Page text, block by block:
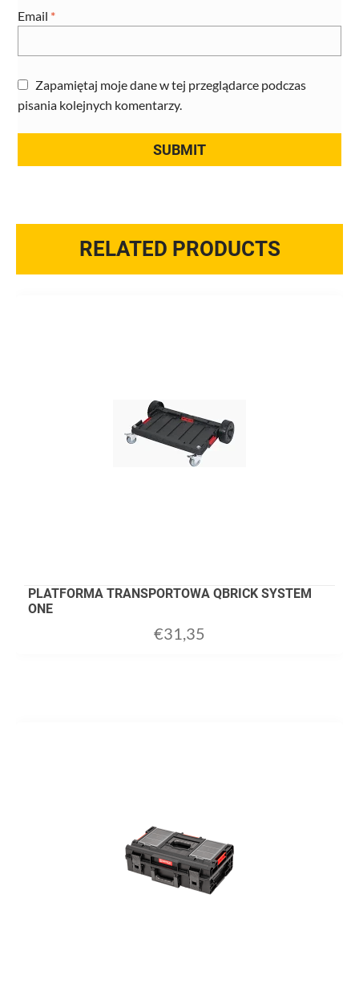
Email *
Zapamiętaj moje dane w tej przeglądarce podczas
pisania kolejnych komentarzy.
RELATED PRODUCTS
PLATFORMA TRANSPORTOWA QBRICK SYSTEM
ONE
€31,35